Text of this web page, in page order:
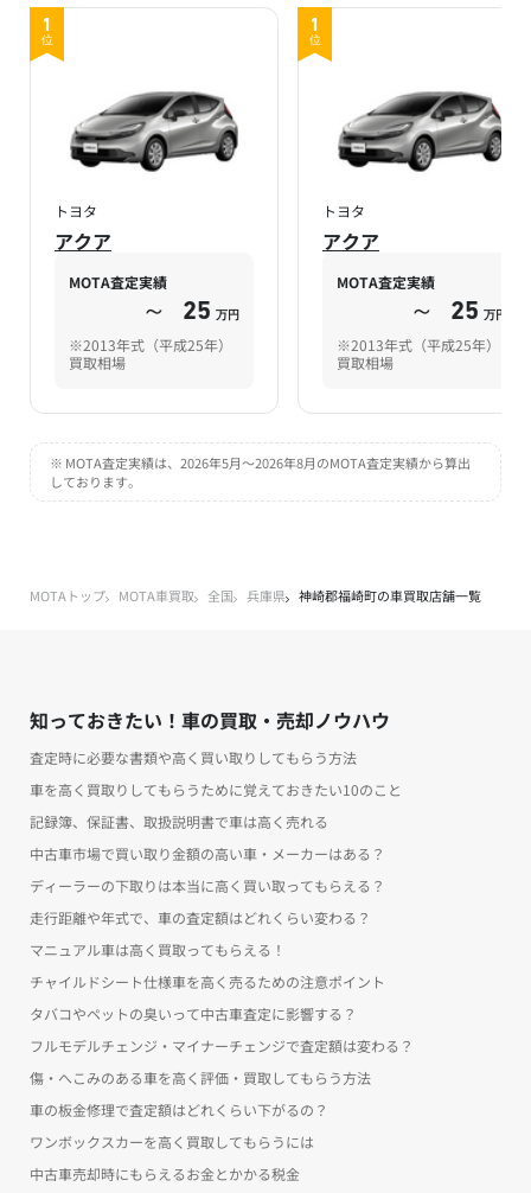
1
位
トヨタ
アクア
MOTA査定実績
～ 25 万円
※2013年式（平成25年）
買取相場
1
位
トヨタ
アクア
MOTA査定実績
～ 25 万円
※2013年式（平成25年）
買取相場
※ MOTA査定実績は、2026年5月～2026年8月のMOTA査定実績から算出
しております。
MOTAトップ MOTA車買取 全国 兵庫県 神崎郡福崎町の車買取店舗一覧
知っておきたい！車の買取・売却ノウハウ
査定時に必要な書類や高く買い取りしてもらう方法
車を高く買取りしてもらうために覚えておきたい10のこと
記録簿、保証書、取扱説明書で車は高く売れる
中古車市場で買い取り金額の高い車・メーカーはある？
ディーラーの下取りは本当に高く買い取ってもらえる？
走行距離や年式で、車の査定額はどれくらい変わる？
マニュアル車は高く買取ってもらえる！
チャイルドシート仕様車を高く売るための注意ポイント
タバコやペットの臭いって中古車査定に影響する？
フルモデルチェンジ・マイナーチェンジで査定額は変わる？
傷・へこみのある車を高く評価・買取してもらう方法
車の板金修理で査定額はどれくらい下がるの？
ワンボックスカーを高く買取してもらうには
中古車売却時にもらえるお金とかかる税金